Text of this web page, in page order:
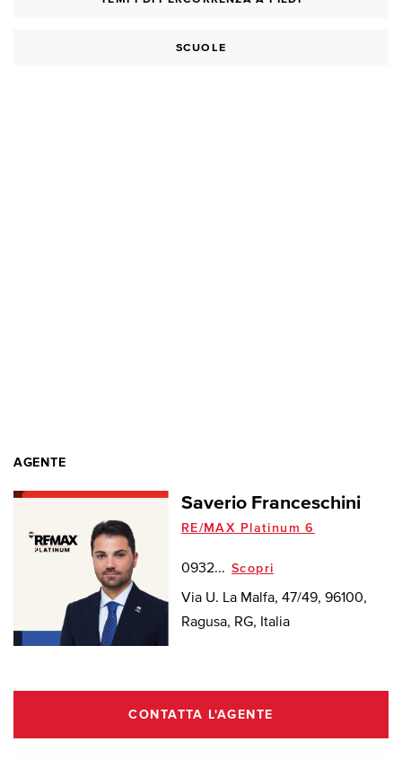
SCUOLE
AGENTE
Saverio Franceschini
RE/MAX Platinum 6
0932... Scopri
Via U. La Malfa, 47/49, 96100,
Ragusa, RG, Italia
CONTATTA L'AGENTE